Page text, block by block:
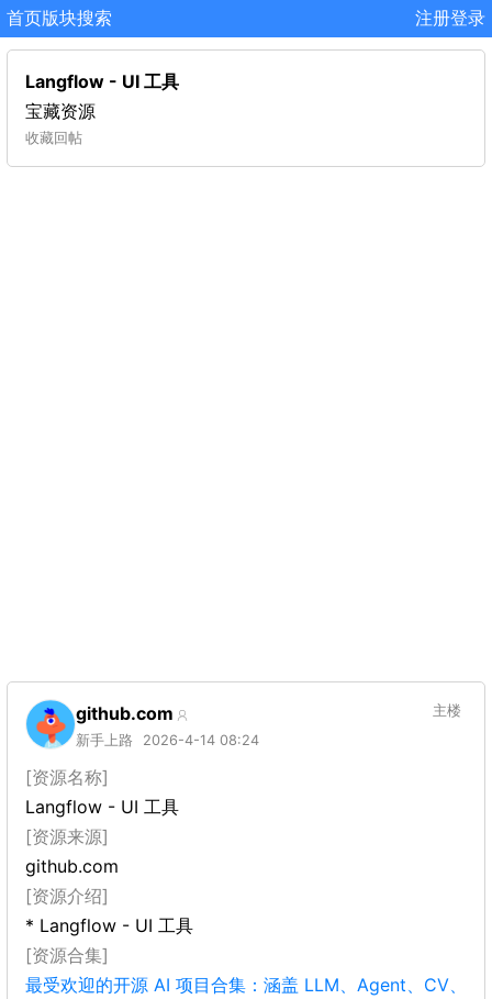
首页版块搜索 注册登录
Langflow - UI 工具
宝藏资源
收藏回帖
github.com
新手上路 2026-4-14 08:24
主楼
[资源名称]
Langflow - UI 工具
[资源来源]
github.com
[资源介绍]
* Langflow - UI 工具
[资源合集]
最受欢迎的开源 AI 项目合集：涵盖 LLM、Agent、CV、